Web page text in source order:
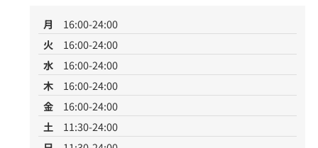
月
16:00-24:00
火
16:00-24:00
水
16:00-24:00
木
16:00-24:00
金
16:00-24:00
土
11:30-24:00